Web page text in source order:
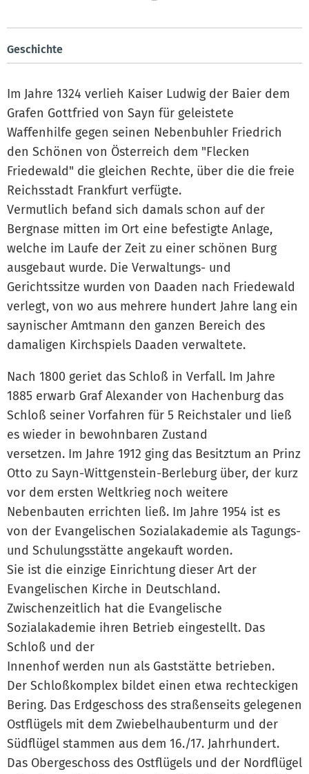
Geschichte
Im Jahre 1324 verlieh Kaiser Ludwig der Baier dem
Grafen Gottfried von Sayn für geleistete
Waffenhilfe gegen seinen Nebenbuhler Friedrich
den Schönen von Österreich dem "Flecken
Friedewald" die gleichen Rechte, über die die freie
Reichsstadt Frankfurt verfügte.
Vermutlich befand sich damals schon auf der
Bergnase mitten im Ort eine befestigte Anlage,
welche im Laufe der Zeit zu einer schönen Burg
ausgebaut wurde. Die Verwaltungs- und
Gerichtssitze wurden von Daaden nach Friedewald
verlegt, von wo aus mehrere hundert Jahre lang ein
saynischer Amtmann den ganzen Bereich des
damaligen Kirchspiels Daaden verwaltete.
Nach 1800 geriet das Schloß in Verfall. Im Jahre
1885 erwarb Graf Alexander von Hachenburg das
Schloß seiner Vorfahren für 5 Reichstaler und ließ
es wieder in bewohnbaren Zustand
versetzen. Im Jahre 1912 ging das Besitztum an Prinz
Otto zu Sayn-Wittgenstein-Berleburg über, der kurz
vor dem ersten Weltkrieg noch weitere
Nebenbauten errichten ließ. Im Jahre 1954 ist es
von der Evangelischen Sozialakademie als Tagungs-
und Schulungsstätte angekauft worden.
Sie ist die einzige Einrichtung dieser Art der
Evangelischen Kirche in Deutschland.
Zwischenzeitlich hat die Evangelische
Sozialakademie ihren Betrieb eingestellt. Das
Schloß und der
Innenhof werden nun als Gaststätte betrieben.
Der Schloßkomplex bildet einen etwa rechteckigen
Bering. Das Erdgeschoss des straßenseits gelegenen
Ostflügels mit dem Zwiebelhaubenturm und der
Südflügel stammen aus dem 16./17. Jahrhundert.
Das Obergeschoss des Ostflügels und der Nordflügel